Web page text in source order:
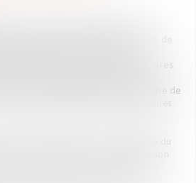
à la notoriété du cabinet par
propose en termes de gestion de
des restructurations,
de fusions. Il est l'un des rares
un aperçu complet des enjeux
et environnementaux liés à ce type de
des enjeux politiques et médiatiques
relations uniques avec l'industrie du
à la rédaction et à la négociation
pour les spectacles et le cinéma.